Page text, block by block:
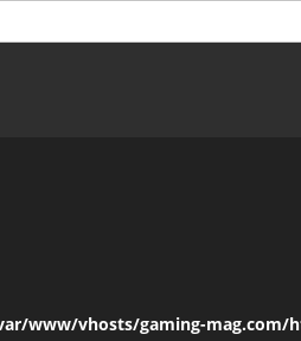
www/vhosts/gaming-mag.com/